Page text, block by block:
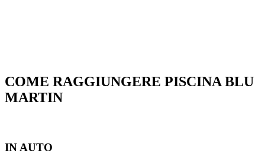
COME RAGGIUNGERE PISCINA BLU
MARTIN
IN AUTO